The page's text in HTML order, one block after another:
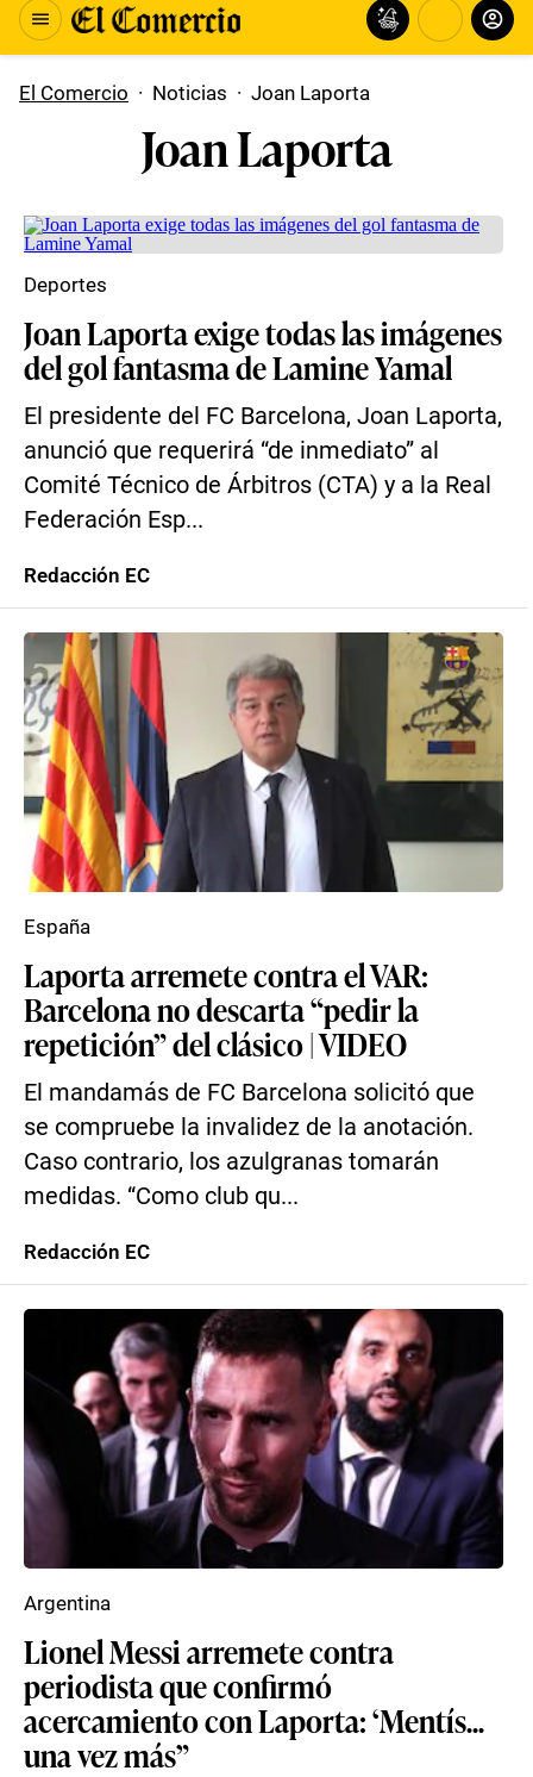
El Comercio · Noticias · Joan Laporta
Joan Laporta
Joan Laporta exige todas las imágenes
del gol fantasma de Lamine Yamal
El presidente del FC Barcelona, Joan Laporta,
anunció que requerirá “de inmediato” al
Comité Técnico de Árbitros (CTA) y a la Real
Federación Esp...
Deportes
Redacción EC
Laporta arremete contra el VAR:
Barcelona no descarta “pedir la
repetición” del clásico | VIDEO
El mandamás de FC Barcelona solicitó que
se compruebe la invalidez de la anotación.
Caso contrario, los azulgranas tomarán
medidas. “Como club qu...
España
Redacción EC
Lionel Messi arremete contra
periodista que confirmó
acercamiento con Laporta: ‘Mentís...
una vez más”
Argentina